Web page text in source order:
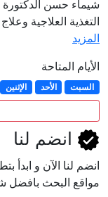
شيماء حسن
التغذية العلاجية
المزيد
الأيام المتاحة
السبت الأحد الإثنين
انضم لنا
انضم لنا اﻵن و
مواقع البحث بافضل